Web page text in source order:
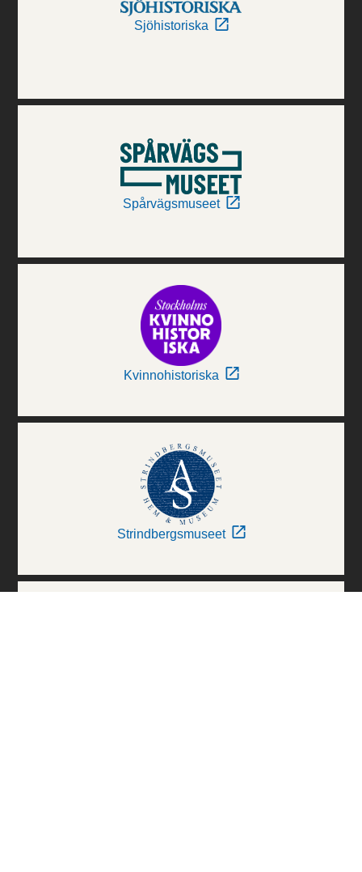
Sjöhistoriska
Spårvägsmuseet
Kvinnohistoriska
Strindbergsmuseet